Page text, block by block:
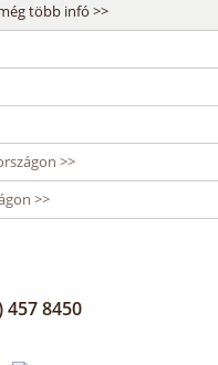
több infó >>
>>
>>
457 8450